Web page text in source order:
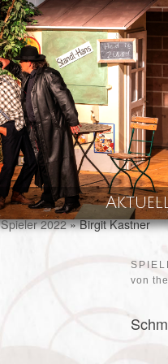
Spieler 2022 » Birgit Kastner
von